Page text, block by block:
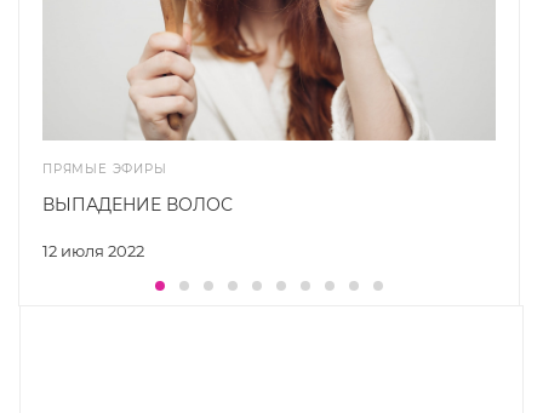
ПРЯМЫЕ ЭФИРЫ
12 июля 2022
ВЫПАДЕНИЕ ВОЛОС